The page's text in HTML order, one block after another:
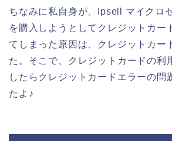
ちなみに私自身が、Ipsell マイクロ
を購入しようとしてクレジットカー
てしまった原因は、クレジットカー
た。そこで、クレジットカードの利
したらクレジットカードエラーの問
たよ♪